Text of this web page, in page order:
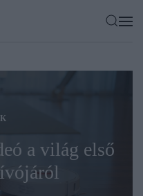
a világ első